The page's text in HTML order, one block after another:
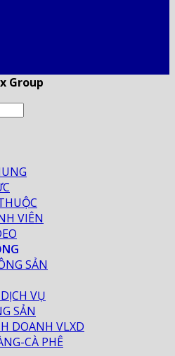
Group
VIÊN
SẢN
VỤ
SẢN
DOANH VLXD
CÀ PHÊ